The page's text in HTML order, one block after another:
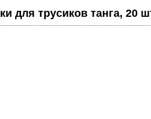
для трусиков танга, 20